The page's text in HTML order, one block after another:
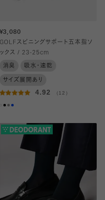
¥3,080
GOLFスピニングサポート五本指ソ
ックス / 23-25cm
消臭 吸水・速乾
サイズ展開あり
4.92 （12）